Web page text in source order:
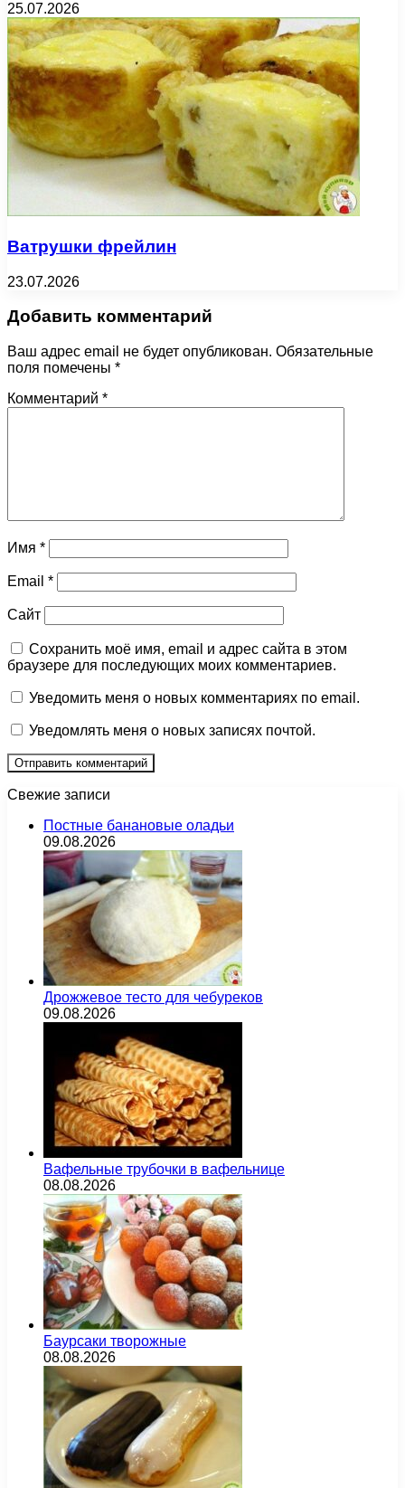
25.07.2026
Ватрушки фрейлин
23.07.2026
Добавить комментарий
Ваш адрес email не будет опубликован. Обязательные
поля помечены *
Комментарий *
Имя *
Email *
Сайт
Сохранить моё имя, email и адрес сайта в этом
браузере для последующих моих комментариев.
Уведомить меня о новых комментариях по email.
Уведомлять меня о новых записях почтой.
Свежие записи
Постные банановые оладьи
09.08.2026
Дрожжевое тесто для чебуреков
09.08.2026
Вафельные трубочки в вафельнице
08.08.2026
Баурсаки творожные
08.08.2026